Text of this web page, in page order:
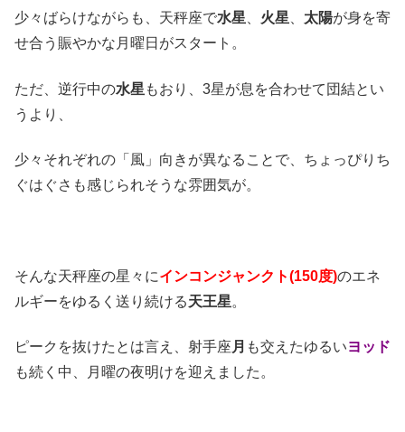
少々ばらけながらも、天秤座で水星 火星 太陽が身を寄
せ合う賑やかな月曜日がスタート。
ただ、逆行中の水星 もおり、3星が息を合わせて団結とい
うより、
少々それぞれの「風」向きが異なることで、ちょっぴりち
ぐはぐさも感じられそうな雰囲気が。
そんな天秤座の星々にインコンジャンクト(150度)のエネ
ルギーをゆるく送り続ける天王星。
ピークを抜けたとは言え、射手座 月 も交えたゆるいヨッド
も続く中、月曜の夜明けを迎えました。